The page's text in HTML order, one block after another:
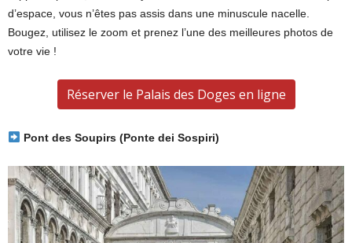
d’espace, vous n’êtes pas assis dans une minuscule nacelle.
Bougez, utilisez le zoom et prenez l’une des meilleures photos de
votre vie !
Réserver le Palais des Doges en ligne
Pont des Soupirs (Ponte dei Sospiri)